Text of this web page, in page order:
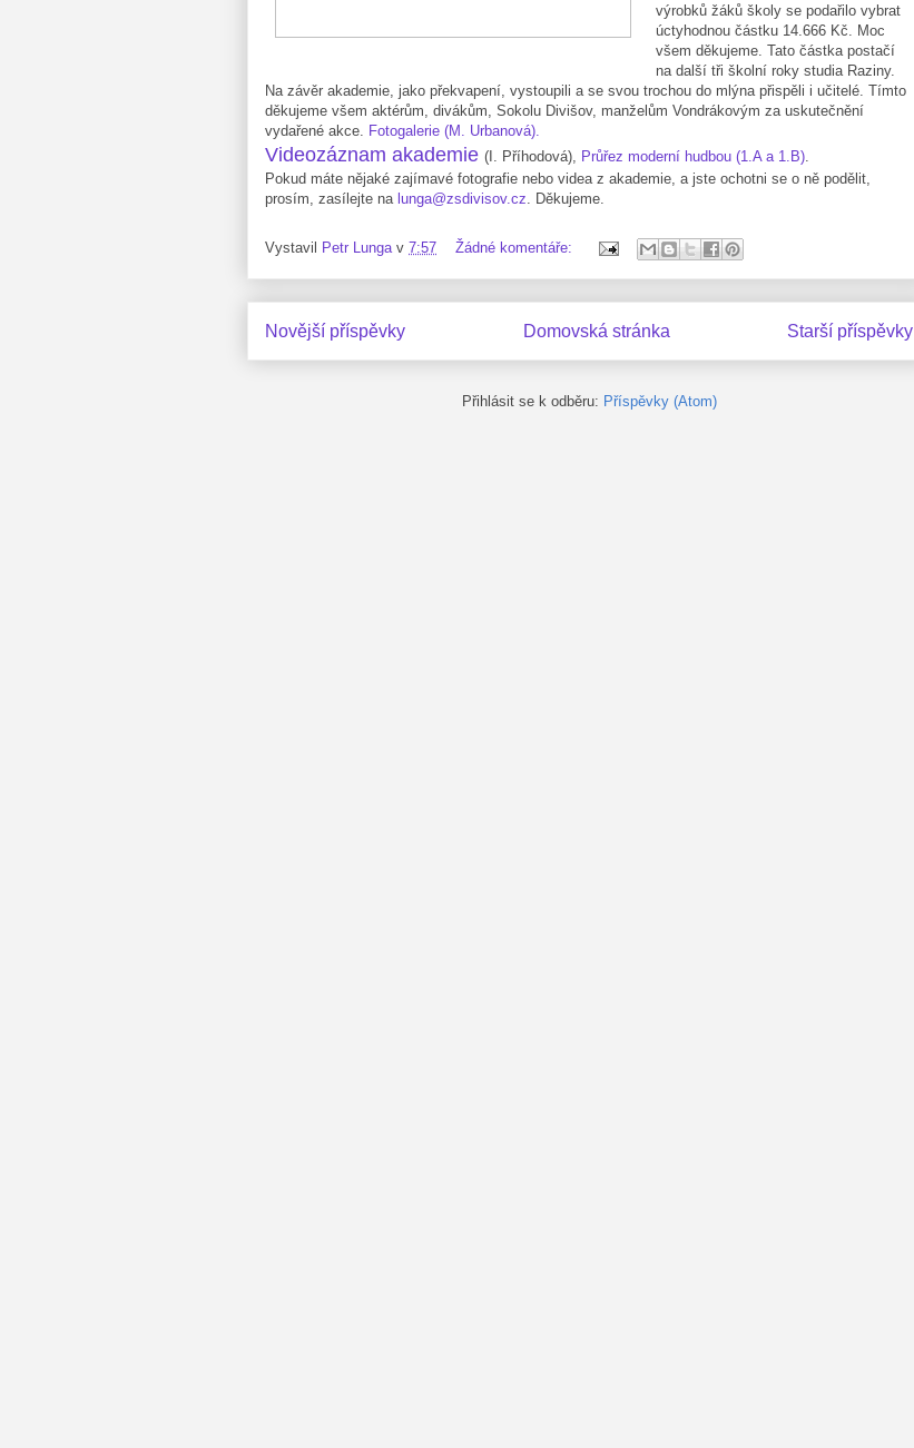
výrobků žáků školy se podařilo vybrat
úctyhodnou částku 14.666 Kč. Moc
všem děkujeme. Tato částka postačí
na další tři školní roky studia Raziny.
Na závěr akademie, jako překvapení, vystoupili a se svou trochou do mlýna přispěli i učitelé. Tímto
děkujeme všem aktérům, divákům, Sokolu Divišov, manželům Vondrákovým za uskutečnění
vydařené akce.
Fotogalerie (M. Urbanová).
Videozáznam akademie (I. Příhodová), Průřez moderní hudbou (1.A a 1.B)
Pokud máte nějaké zajímavé fotografie nebo videa z akademie, a jste ochotni se o ně podělit,
prosím, zasílejte na lunga@zsdivisov.cz . Děkujeme.
Vystavil Petr Lunga v 7:57 Žádné komentáře:
Novější příspěvky Starší příspěvky
Domovská stránka
Přihlásit se k odběru: Příspěvky (Atom)